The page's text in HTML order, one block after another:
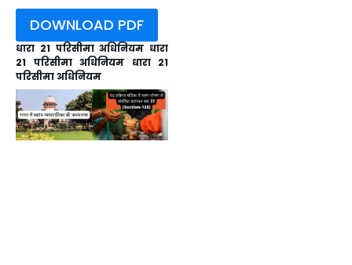
DOWNLOAD PDF
धारा 21 परिसीमा अधिनियम धारा
21 परिसीमा अधिनियम धारा 21
परिसीमा अधिनियम